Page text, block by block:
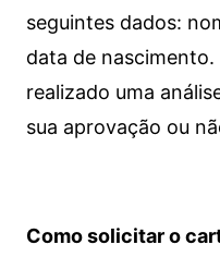
seguintes dados:
data de nascimento.
realizado uma
sua aprovação ou
Como solicitar o